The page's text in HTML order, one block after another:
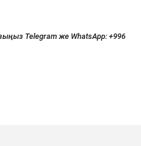
Telegram же WhatsApp: +996